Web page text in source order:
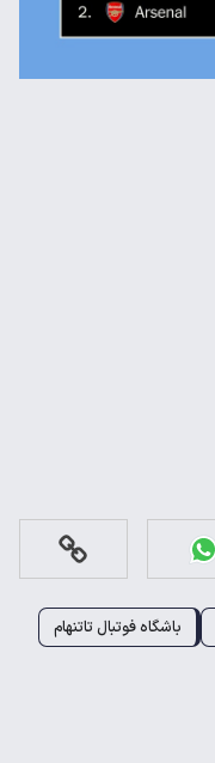
باشگاه فوتبال تاتنهام